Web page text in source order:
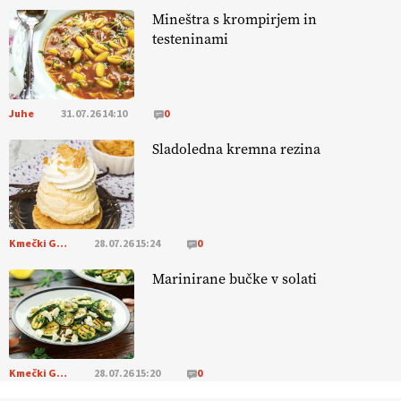
[EKOloško = LOGIČNO
varnost,
okolje in kakovost življenja. VEČ
https://t.co/K0USFPJ5fJ @EUAgri #IMCAP #CAP
https://t.co/vcHhoOixHy
[EKOloško = LOGIČNO
ampak tudi način njene pridelave
@EUAgri #imcap #cap #blog https://t.co/2sllAmcKwG
[EKOloško = LOGIČNO
prilagojene sorte
so temelj uspešne ekološke pridelave.
https://t.co/OQSsax7l8V @EUAgri #IMCAP #CAP
https://t.co/PAL0zlhVia
Mineštra s krompirjem in
testeninami
Juhe 31.07.26 14:10 0
Sladoledna kremna rezina
Kmečki Glas 28.07.26 15:24 0
Marinirane bučke v solati
Kmečki Glas 28.07.26 15:20 0